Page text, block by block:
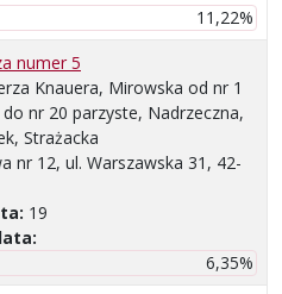
11,22%
numer 5
Knauera, Mirowska od nr 1
nr 20 parzyste, Nadrzeczna,
Strażacka
nr 12, ul. Warszawska 31, 42-
19
6,35%